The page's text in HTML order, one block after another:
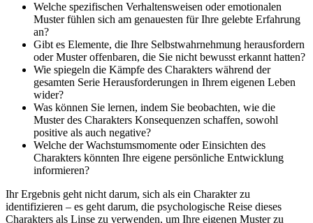
Welche spezifischen Verhaltensweisen oder emotionalen
Muster fühlen sich am genauesten für Ihre gelebte Erfahrung
an?
Gibt es Elemente, die Ihre Selbstwahrnehmung herausfordern
oder Muster offenbaren, die Sie nicht bewusst erkannt hatten?
Wie spiegeln die Kämpfe des Charakters während der
gesamten Serie Herausforderungen in Ihrem eigenen Leben
wider?
Was können Sie lernen, indem Sie beobachten, wie die
Muster des Charakters Konsequenzen schaffen, sowohl
positive als auch negative?
Welche der Wachstumsmomente oder Einsichten des
Charakters könnten Ihre eigene persönliche Entwicklung
informieren?
Ihr Ergebnis geht nicht darum, sich als ein Charakter zu
identifizieren – es geht darum, die psychologische Reise dieses
Charakters als Linse zu verwenden, um Ihre eigenen Muster zu